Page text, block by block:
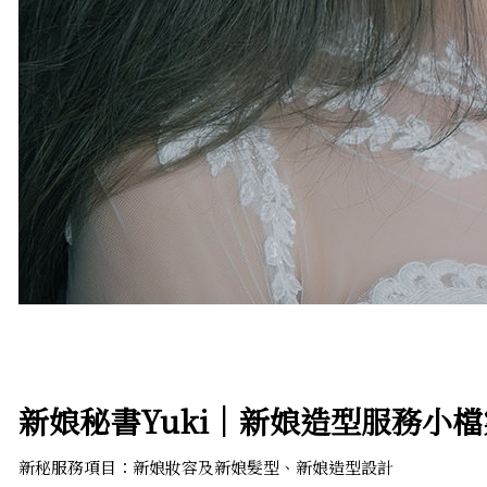
新娘秘書Yuki│新娘造型服務小
新秘服務項目：新娘妝容及新娘髮型 、新娘造型設計